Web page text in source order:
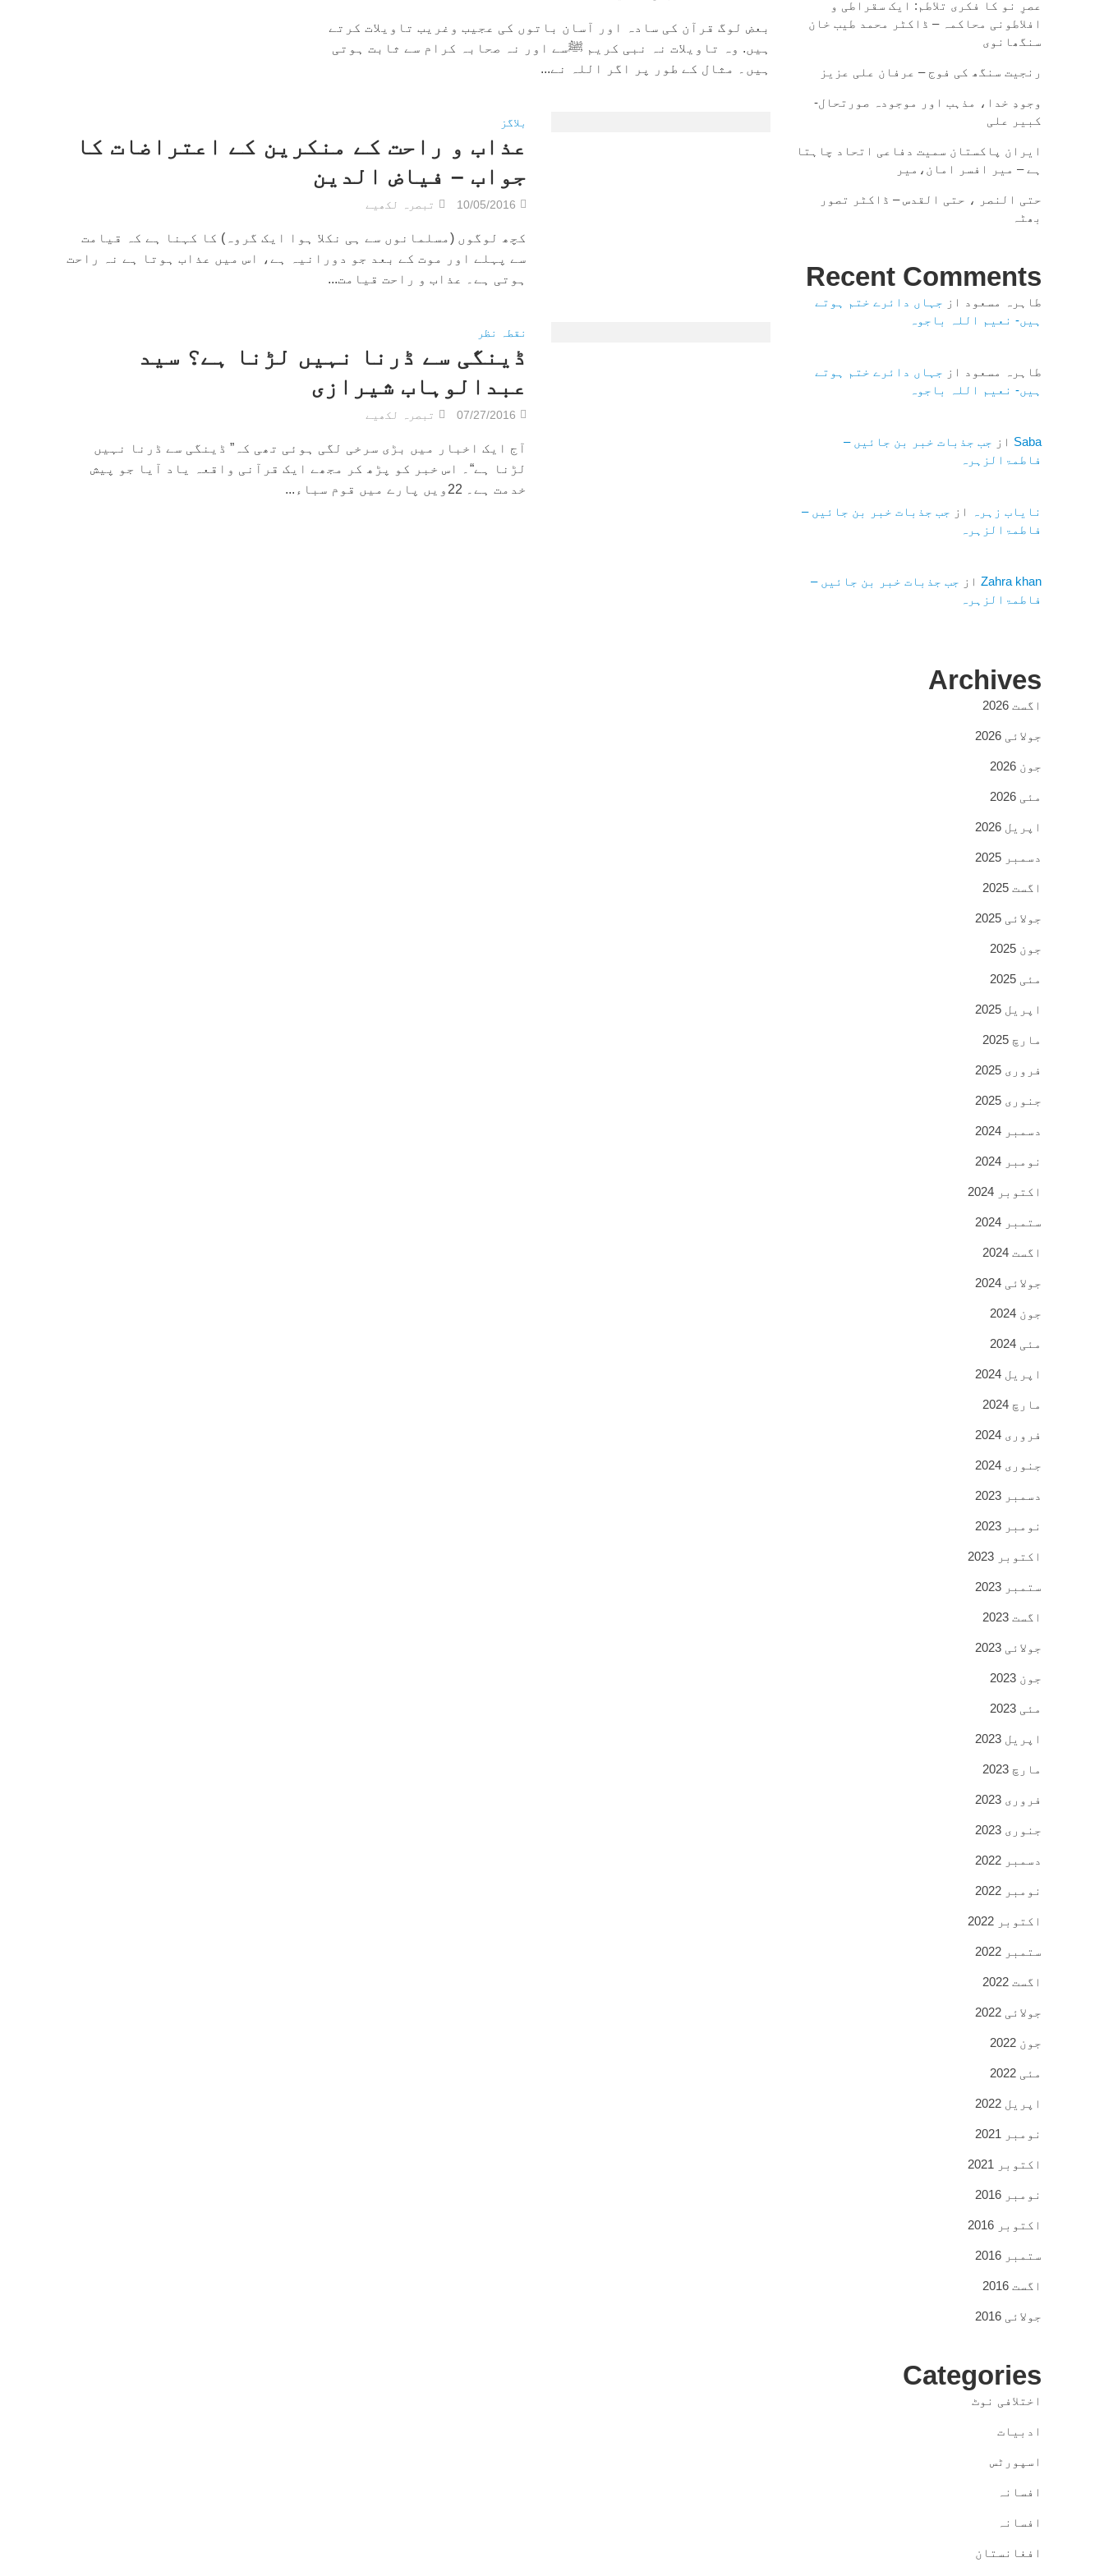
بعض لوگ قرآن کی سادہ اور آسان باتوں کی عجیب وغریب تاویلات کرتے
ہیں. وہ تاویلات نہ نبی کریم ﷺسے اور نہ صحابہ کرام سے ثابت ہوتی
ہیں۔ مثال کے طور پر اگر اللہ نے...
بلاگز
عذاب و راحت کے منکرین کے اعتراضات کا
جواب – فیاض الدین
10/05/2016 تبصرہ لکھیے
کچھ لوگوں (مسلمانوں سے ہی نکلا ہوا ایک گروہ) کا کہنا ہے کہ قیامت
سے پہلے اور موت کے بعد جو دورانیہ ہے، اس میں عذاب ہوتا ہے نہ راحت
ہوتی ہے۔ عذاب و راحت قیامت...
نقطہ نظر
ڈینگی سے ڈرنا نہیں لڑنا ہے؟ سید
عبدالوہاب شیرازی
07/27/2016 تبصرہ لکھیے
آج ایک اخبار میں بڑی سرخی لگی ہوئی تھی کہ” ڈینگی سے ڈرنا نہیں
لڑنا ہے“۔ اس خبر کو پڑھ کر مجھے ایک قرآنی واقعہ یاد آیا جو پیش
خدمت ہے۔ 22ویں پارے میں قوم سباء...
عصرِ نو کا فکری تلاطم: ایک سقراطی و
افلاطونی محاکمہ – ڈاکٹر محمد طیب خان
سنگھانوی
رنجیت سنگھ کی فوج – عرفان علی عزیز
وجودِ خدا، مذہب اور موجودہ صورتحال-
کبیر علی
ایران پاکستان سمیت دفاعی اتحاد چاہتا
ہے – میر افسر امان،میر
حتی النصر ، حتی القدس – ڈاکٹر تصور
بھٹہ
Recent Comments
طاہرہ مسعود از جہاں دائرے ختم ہوتے
ہیں- نعیم اللہ باجوہ
طاہرہ مسعود از جہاں دائرے ختم ہوتے
ہیں- نعیم اللہ باجوہ
Saba از جب جذبات خبر بن جائیں –
فاطمۃالزہرہ
نایاب زہرہ از جب جذبات خبر بن جائیں –
فاطمۃالزہرہ
Zahra khanاز جب جذبات خبر بن جائیں –
فاطمۃالزہرہ
Archives
اگست 2026
جولائی 2026
جون 2026
مئی 2026
اپریل 2026
دسمبر 2025
اگست 2025
جولائی 2025
جون 2025
مئی 2025
اپریل 2025
مارچ 2025
فروری 2025
جنوری 2025
دسمبر 2024
نومبر 2024
اکتوبر 2024
ستمبر 2024
اگست 2024
جولائی 2024
جون 2024
مئی 2024
اپریل 2024
مارچ 2024
فروری 2024
جنوری 2024
دسمبر 2023
نومبر 2023
اکتوبر 2023
ستمبر 2023
اگست 2023
جولائی 2023
جون 2023
مئی 2023
اپریل 2023
مارچ 2023
فروری 2023
جنوری 2023
دسمبر 2022
نومبر 2022
اکتوبر 2022
ستمبر 2022
اگست 2022
جولائی 2022
جون 2022
مئی 2022
اپریل 2022
نومبر 2021
اکتوبر 2021
نومبر 2016
اکتوبر 2016
ستمبر 2016
اگست 2016
جولائی 2016
Categories
اختلافی نوٹ
ادبیات
اسپورٹس
افسانہ
افسانہ
افغانستان